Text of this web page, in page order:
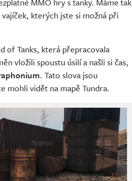
kterých jste si možná při
of Tanks, která přepracovala
vložili spoustu úsilí a našli si čas,
. Tato slova jsou
mohli vidět na mapě Tundra.